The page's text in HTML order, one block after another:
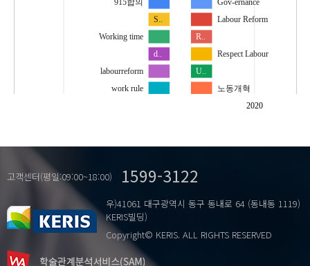
2020
915합의
Gov-ernance
Labour Reform
R..
Respect Labour
S..
U..
Working time
d..
labourreform
work rule
노동개혁
노동존중
사회보험의 지속성
고객센터(평일:09:00~18:00) 1599-3122
우)41061 대구광역시 동구 동내로 64 (동내동 1119)
KERIS빌딩)
Copyright© KERIS. ALL RIGHTS RESERVED